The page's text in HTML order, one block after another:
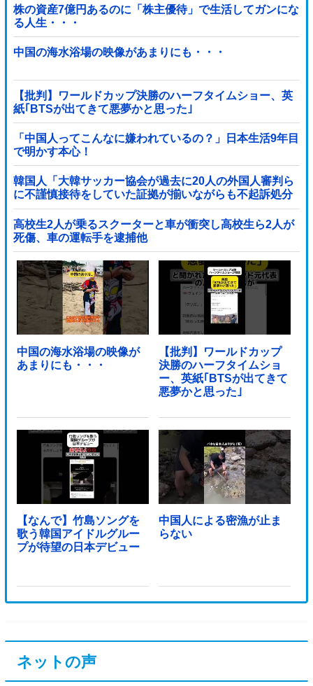
株の資産7億円あるのに「株主優待」で生活してガンにな
る人生・・・
中国の海水浴場の映像があまりにも・・・
【批判】ワールドカップ決勝のハーフタイムショー、英
紙｢BTSが出てきて悪夢かと思った｣
「中国人ってこんなに嫌われているの？」日本生活9年目
で明かす本心！
韓国人「大韓サッカー協会が過去に20人の外国人審判ら
に不謹慎接待をしていた証拠が揃いながらも不起訴処分
に成っていた事が明らかに‥」
高校生2人が乗るスクーターと車が衝突し高校生ら2人が
死傷、車の運転手を逮捕他
中国の海水浴場の映像が
あまりにも・・・
【批判】ワールドカップ
決勝のハーフタイムショ
ー、英紙｢BTSが出てきて
悪夢かと思った｣
【なんで】竹島ソングを
歌う韓国アイドルグルー
プが待望の日本デビュー
中国人による密漁が止ま
らない
ネットの声